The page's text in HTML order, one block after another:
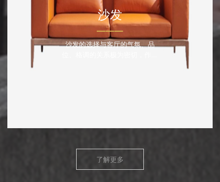
沙发
———
沙发的选择与客厅的气氛、品
了解更多